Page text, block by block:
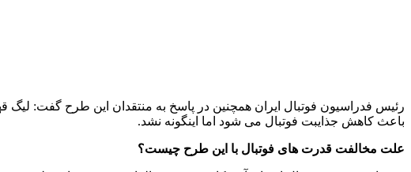
باعث کاهش جذایبت فوتبال می شود اما اینگونه نشد.
علت مخالفت قدرت های فوتبال با این طرح چیست؟